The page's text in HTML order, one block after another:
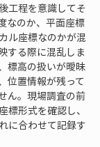
工程を意識してそ
なのか、平面座標
ル座標なのかが混
する際に混乱しま
標高の扱いが曖昧
位置情報が残って
ん。現場調査の前
標形式を確認し、
に合わせて記録す